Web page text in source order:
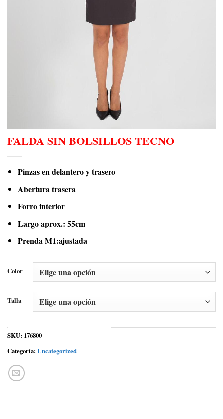
FALDA SIN BOLSILLOS TECNO
Pinzas en delantero y trasero
Abertura trasera
Forro interior
Largo aprox.: 55cm
Prenda M1:ajustada
Color
Talla
SKU: 176800
Categoría: Uncategorized